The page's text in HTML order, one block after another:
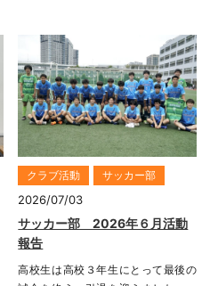
クラブ活動 サッカー部
2026/07/03
サッカー部 2026年６月活動
報告
高校生は高校３年生にとって最後の